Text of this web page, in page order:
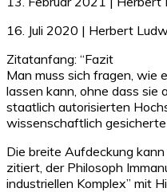
16. Juli 2020 | Herbert
Zitatanfang: “Fazit
Man muss sich fragen, wie
lassen kann, ohne dass sie
staatlich autorisierten
wissenschaftlich
Die breite Aufdeckung
zitiert, der Philosoph
industriellen Komplex” mit